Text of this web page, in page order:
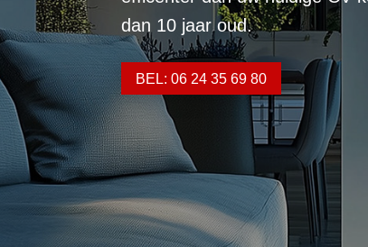
dan 10 jaar oud.
BEL: 06 24 35 69 80